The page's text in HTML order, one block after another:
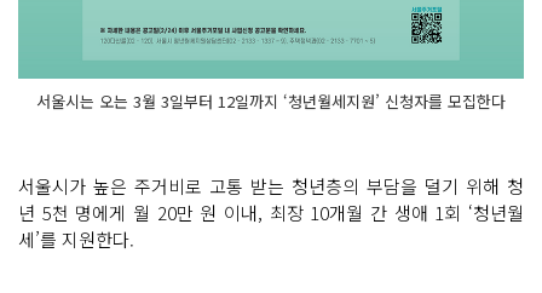
서울시는 오는 3월 3일부터 12일까지 ‘청년월세지원’ 신청자를 모집한다
서울시가 높은 주거비로 고통 받는 청년층의 부담을 덜기 위해 청
년 5천 명에게 월 20만 원 이내, 최장 10개월 간 생애 1회 ‘청년월
세’를 지원한다.